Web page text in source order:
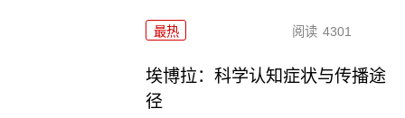
最热 阅读 4301
埃博拉：科学认知症状与传播途
径